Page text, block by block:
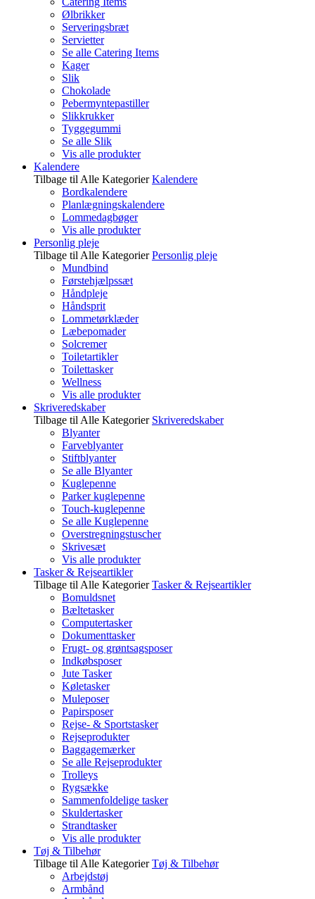
Ølbrikker
Serveringsbræt
Servietter
Se alle Catering Items
Kager
Slik
Chokolade
Pebermyntepastiller
Slikkrukker
Tyggegummi
Se alle Slik
Vis alle produkter
Kalendere
Tilbage til Alle Kategorier Kalendere
Bordkalendere
Planlægningskalendere
Lommedagbøger
Vis alle produkter
Personlig pleje
Tilbage til Alle Kategorier Personlig pleje
Mundbind
Førstehjælpssæt
Håndpleje
Håndsprit
Lommetørklæder
Læbepomader
Solcremer
Toiletartikler
Toilettasker
Wellness
Vis alle produkter
Skriveredskaber
Tilbage til Alle Kategorier Skriveredskaber
Blyanter
Farveblyanter
Stiftblyanter
Se alle Blyanter
Kuglepenne
Parker kuglepenne
Touch-kuglepenne
Se alle Kuglepenne
Overstregningstuscher
Skrivesæt
Vis alle produkter
Tasker & Rejseartikler
Tilbage til Alle Kategorier Tasker & Rejseartikler
Bomuldsnet
Bæltetasker
Computertasker
Dokumenttasker
Frugt- og grøntsagsposer
Indkøbsposer
Jute Tasker
Køletasker
Muleposer
Papirsposer
Rejse- & Sportstasker
Rejseprodukter
Baggagemærker
Se alle Rejseprodukter
Trolleys
Rygsække
Sammenfoldelige tasker
Skuldertasker
Strandtasker
Vis alle produkter
Tøj & Tilbehør
Tilbage til Alle Kategorier Tøj & Tilbehør
Arbejdstøj
Armbånd